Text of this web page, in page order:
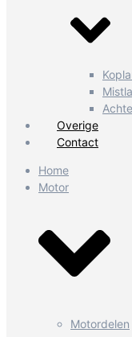
Overige
Contact
Home
Motor
Motordelen